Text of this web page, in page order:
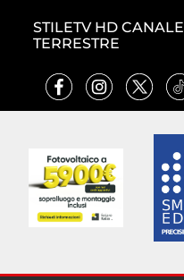
STILETV HD
TERRESTRE